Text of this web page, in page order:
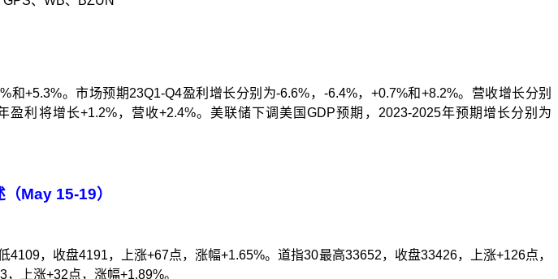
和+5.3%。市场预期23Q1-Q4盈利增长分别为-6.6%， -6.4%， +0.7%和+8.2%。营收增长分别
盈利将增长+1.2%，营收+2.4%。美联储下调美国GDP预期， 2023-2025年预期增长分别为
（May 15-19）
4109，收盘4191，上涨+67点，涨幅+1.65%。道指30最高33652，收盘33426，上涨+126点，
，上涨+32点，涨幅+1.89%。